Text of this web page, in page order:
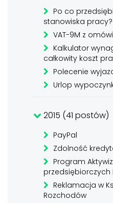
Po co
stanowiska pracy?
VAT-9M z
Kalkulator
całkowity koszt
Polecenie
Urlop
2015 (41 postów)
PayPal
Zdolność
Program
przedsiębiorczych
Reklamacja w
Rozchodów